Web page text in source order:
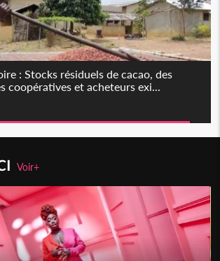
: Stocks résiduels de cacao, des
coopératives et acheteurs exi...
Voir+